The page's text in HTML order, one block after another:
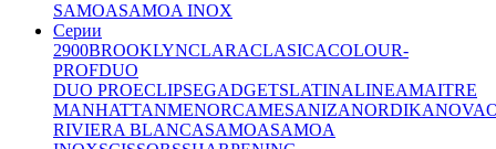
SAMOASAMOA INOX
Серии
2900BROOKLYNCLARACLASICACOLOUR-
PROFDUO
DUO PROECLIPSEGADGETSLATINALINEAMAITRE
MANHATTANMENORCAMESANIZANORDIKANOVA
RIVIERA BLANCASAMOASAMOA